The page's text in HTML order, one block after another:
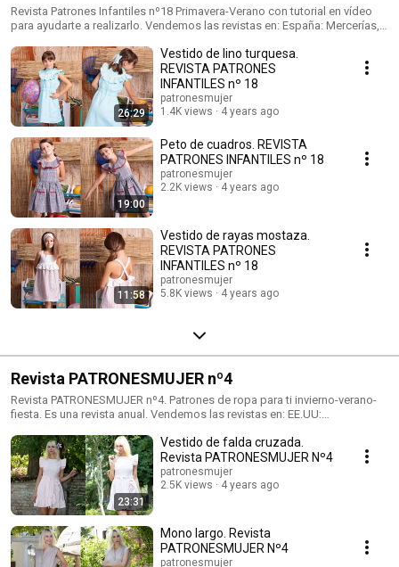
Verano.
Revista Patrones Infantiles nº18 Primavera-Verano con tutorial en vídeo
para ayudarte a realizarlo. Vendemos las revistas en: España: Mercerías,
amazon.co.uk Italia: amazon.it Francia: amazon.fr Tienda de venta de
patrones: https://patronesmujer.com Facebook: http://goo.gl/wkkQTl
instagram: https://www.instagram.com/patronesmujer/
26:29
Vestido de lino turquesa.
REVISTA PATRONES
INFANTILES nº 18
patronesmujer
1.4K views
4 years ago
19:00
Peto de cuadros. REVISTA
PATRONES INFANTILES nº 18
patronesmujer
2.2K views
4 years ago
11:58
Vestido de rayas mostaza.
REVISTA PATRONES
INFANTILES nº 18
patronesmujer
5.8K views
4 years ago
Revista PATRONESMUJER nº4
Revista PATRONESMUJER nº4. Patrones de ropa para ti invierno-verano-
fiesta. Es una revista anual. Vendemos las revistas en: EE.UU:
amazon.de Reino Unido: amazon.co.uk Italia: amazon.it Francia:
amazon.fr
23:31
Vestido de falda cruzada.
Revista PATRONESMUJER Nº4
patronesmujer
2.5K views
4 years ago
Mono largo. Revista
PATRONESMUJER Nº4
patronesmujer